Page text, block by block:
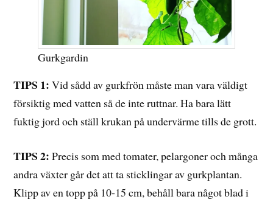
Gurkgardin
TIPS 1:Vid sådd av gurkfrön måste man vara väldigt
försiktig med vatten så de inte ruttnar. Ha bara lätt
fuktig jord och ställ krukan på undervärme tills de grott.
TIPS 2: Precis som med tomater, pelargoner och många
andra växter går det att ta sticklingar av gurkplantan.
Klipp av en topp på 10-15 cm, behåll bara något blad i